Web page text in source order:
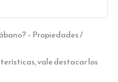
– Propiedades /
vale destacar los